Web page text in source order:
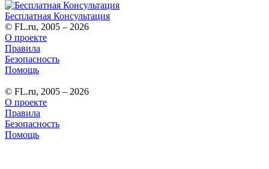
Бесплатная Консультация
© FL.ru, 2005 – 2026
О проекте
Правила
Безопасность
Помощь
© FL.ru, 2005 – 2026
О проекте
Правила
Безопасность
Помощь